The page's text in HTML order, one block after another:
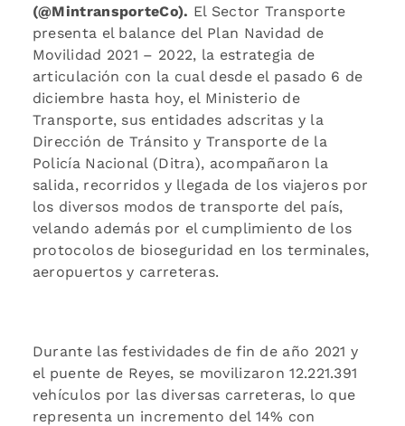
(@MintransporteCo). El Sector Transporte
presenta el balance del Plan Navidad de
Movilidad 2021 – 2022, la estrategia de
articulación con la cual desde el pasado 6 de
diciembre hasta hoy, el Ministerio de
Transporte, sus entidades adscritas y la
Dirección de Tránsito y Transporte de la
Policía Nacional (Ditra), acompañaron la
salida, recorridos y llegada de los viajeros por
los diversos modos de transporte del país,
velando además por el cumplimiento de los
protocolos de bioseguridad en los terminales,
aeropuertos y carreteras.
Durante las festividades de fin de año 2021 y
el puente de Reyes, se movilizaron 12.221.391
vehículos por las diversas carreteras, lo que
representa un incremento del 14% con